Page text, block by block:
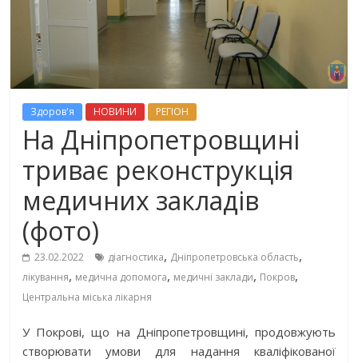
Здоров'я НОВИНИ РЕГІОН
На Дніпропетровщині
триває реконструкція
медичних закладів
(фото)
23.02.2022 діагностика, Дніпропетровська область,
лікування, медична допомога, медичні заклади, Покров,
Центральна міська лікарня
У Покрові, що на Дніпропетровщині, продовжують
створювати умови для надання кваліфікованої